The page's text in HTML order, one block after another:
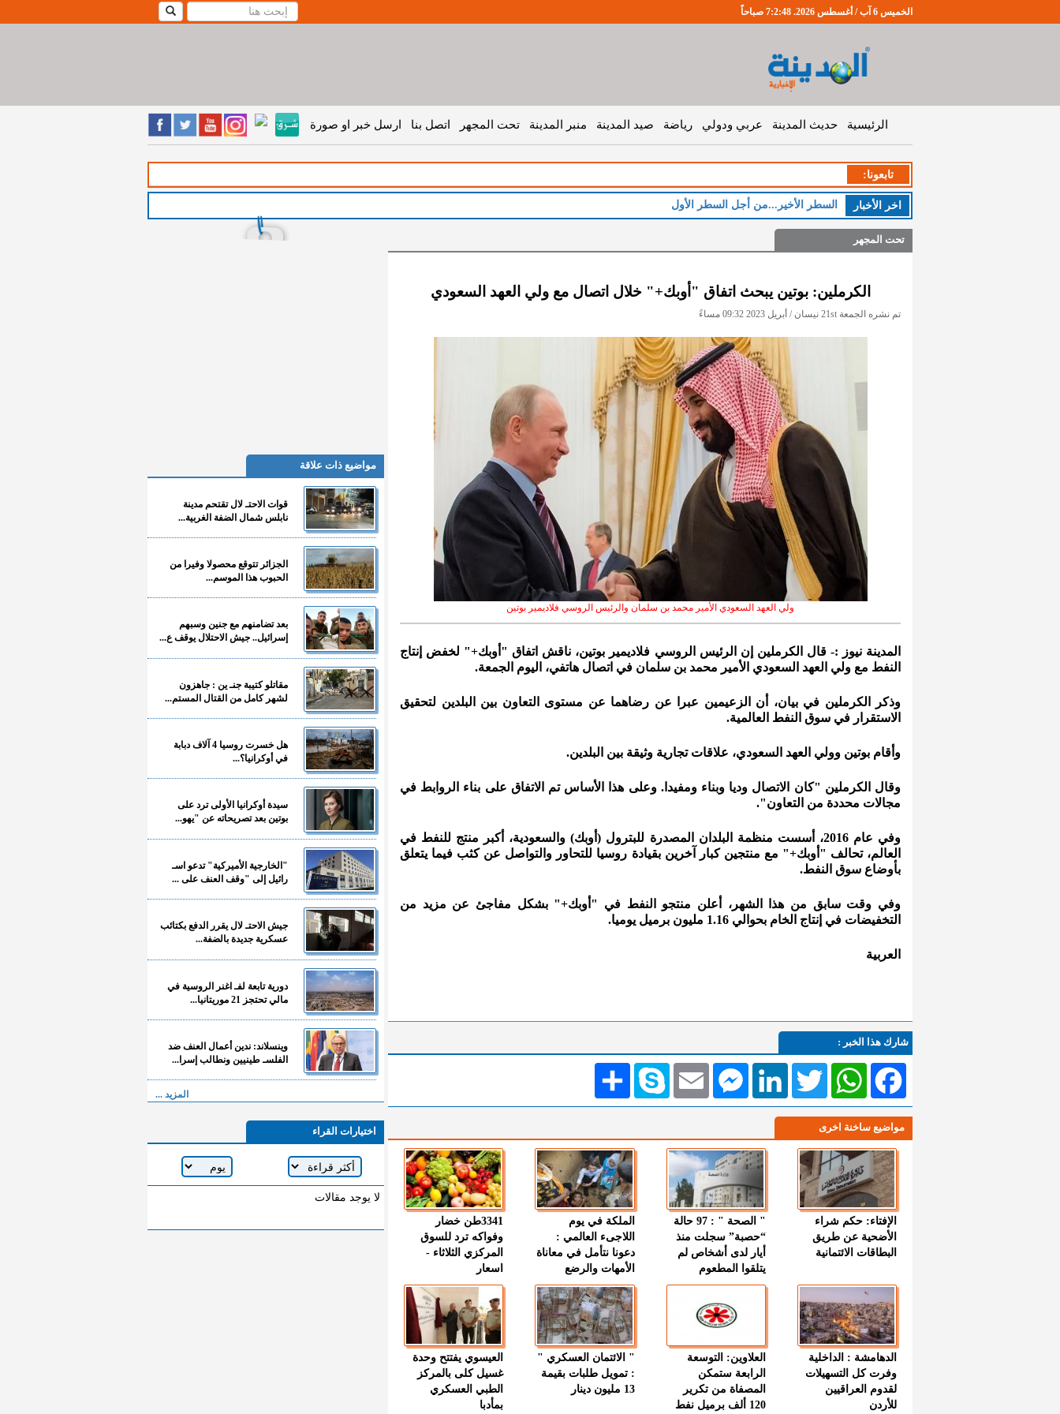
الخميس 6 آب / أغسطس 2026. 7:2:49 صباحاً
الرئيسية حديث المدينة عربي ودولي رياضة صيد المدينة منبر المدينة تحت المجهر اتصل بنا ارسل خبر او صورة
تابعونا:
اخر اﻷخبار السطر الأخير...من أجل السطر الأول
تحت المجهر
الكرملين: بوتين يبحث اتفاق "أوبك+" خلال اتصال مع ولي العهد السعودي
تم نشره الجمعة 21st نيسان / أبريل 2023 09:32 مساءً
ولي العهد السعودي الأمير محمد بن سلمان والرئيس الروسي فلاديمير بوتين
المدينة نيوز :- قال الكرملين إن الرئيس الروسي فلاديمير بوتين، ناقش اتفاق "أوبك+" لخفض إنتاج
النفط مع ولي العهد السعودي الأمير محمد بن سلمان في اتصال هاتفي، اليوم الجمعة.
وذكر الكرملين في بيان، أن الزعيمين عبرا عن رضاهما عن مستوى التعاون بين البلدين لتحقيق
الاستقرار في سوق النفط العالمية.
وأقام بوتين وولي العهد السعودي، علاقات تجارية وثيقة بين البلدين.
وقال الكرملين "كان الاتصال وديا وبناء ومفيدا. وعلى هذا الأساس تم الاتفاق على بناء الروابط في
مجالات محددة من التعاون".
وفي عام 2016، أسست منظمة البلدان المصدرة للبترول (أوبك) والسعودية، أكبر منتج للنفط في
العالم، تحالف "أوبك+" مع منتجين كبار آخرين بقيادة روسيا للتحاور والتواصل عن كثب فيما يتعلق
بأوضاع سوق النفط.
وفي وقت سابق من هذا الشهر، أعلن منتجو النفط في "أوبك+" بشكل مفاجئ عن مزيد من
التخفيضات في إنتاج الخام بحوالي 1.16 مليون برميل يوميا.
العربية
شارك هذا الخبر :
انشر Skype EmailMessengerLinkedIn TwitterWhatsAppFacebook
مواضيع ساخنة اخرى
الإفتاء: حكم شراء
الأضحية عن طريق
البطاقات الائتمانية
" الصحة " : 97 حالة
“حصبة” سجلت منذ
أيار لدى أشخاص لم
يتلقوا المطعوم
الملكة في يوم
اللاجىء العالمي :
دعونا نتأمل في معاناة
الأمهات والرضع
3341طن خضار
وفواكه ترد للسوق
المركزي الثلاثاء -
اسعار
الدهامشة : الداخلية
وفرت كل التسهيلات
لقدوم العراقيين
للأردن
العلاوين: التوسعة
الرابعة ستمكن
المصفاة من تكرير
120 ألف برميل نفط
" الائتمان العسكري "
: تمويل طلبات بقيمة
13 مليون دينار
العيسوي يفتتح وحدة
غسيل كلى بالمركز
الطبي العسكري
بمأدبا
مواضيع ذات علاقة
قوات الاحتـ لال تقتحم مدينة
نابلس شمال الضفة الغربية...
الجزائر تتوقع محصولا وفيرا من
الحبوب هذا الموسم...
بعد تضامنهم مع جنين وسبهم
إسرائيل.. جيش الاحتلال يوقف ع...
مقاتلو كتيبة جنـ ين : جاهزون
لشهر كامل من القتال المستم...
هل خسرت روسيا 4 آلاف دبابة
في أوكرانيا؟...
سيدة أوكرانيا الأولى ترد على
بوتين بعد تصريحاته عن "يهو...
"الخارجية الأميركية" تدعو اسـ
رائيل إلى "وقف العنف على ...
جيش الاحتـ لال يقرر الدفع بكتائب
عسكرية جديدة بالضفة...
دورية تابعة لفـ اغنر الروسية في
مالي تحتجز 21 موريتانيا...
وينسلاند: ندين أعمال العنف ضد
الفلسـ طينيين ونطالب إسرا...
المزيد ...
اختيارات القراء
لا يوجد مقالات